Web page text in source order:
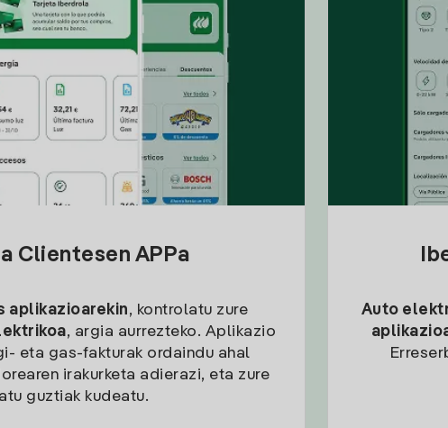
Clientesen APPa
aplikazioarekin, kontrolatu zure
, argia aurrezteko. Aplikazio
eta gas-fakturak ordaindu ahal
irakurketa adierazi, eta zure
guztiak kudeatu.
Auto